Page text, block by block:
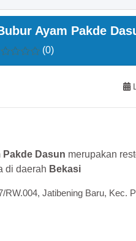
Ayam Pakde
(0)
Dasun merupakan
di daerah Bekasi
RW.004, Jatibening Baru, Kec.